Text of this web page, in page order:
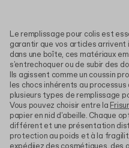
Le remplissage pour colis est
garantir que vos articles arrivent
dans une boîte, ces matériaux
s'entrechoquer ou de subir des
Ils agissent comme un coussin
les chocs inhérents au
plusieurs types de remplissage
Vous pouvez choisir entre la
papier en nid d'abeille. Chaque
différent et une présentation
protection au poids et à la